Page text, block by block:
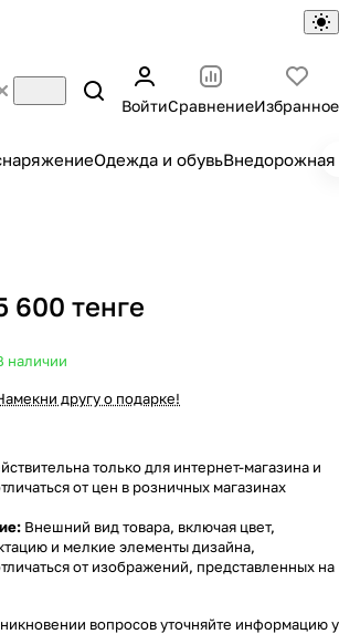
ВойтиСравнениеИзбранное
Одежда и обувьВнедорожная
600 тенге
наличии
другу о подарке!
только для интернет-магазина и
от цен в розничных магазинах
Внешний вид товара, включая цвет,
и мелкие элементы дизайна,
от изображений, представленных на
вопросов уточняйте информацию у